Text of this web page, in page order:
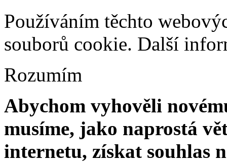
Používáním těchto
souborů cookie. Další
Rozumím
Abychom vyhověli
musíme, jako naprostá
internetu, získat souhlas